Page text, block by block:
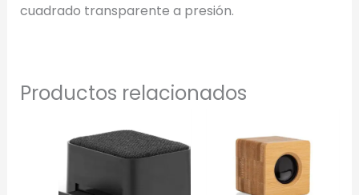
cuadrado transparente a presión.
Productos relacionados